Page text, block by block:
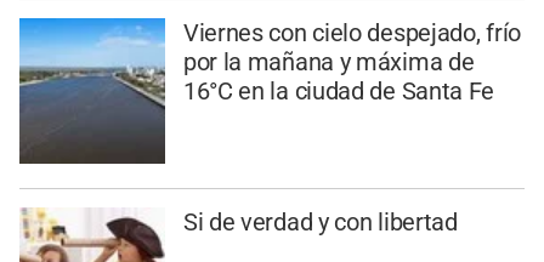
Viernes con cielo despejado, frío
por la mañana y máxima de
16°C en la ciudad de Santa Fe
Si de verdad y con libertad